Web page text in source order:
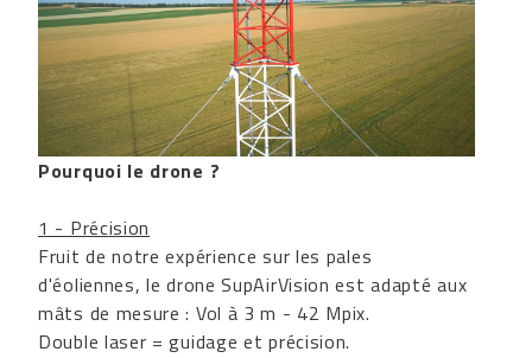
Pourquoi le drone ?
1 - Précision
Fruit de notre expérience sur les pales
d'éoliennes, le drone SupAirVision est adapté aux
mâts de mesure : Vol à 3 m - 42 Mpix.
Double laser = guidage et précision.